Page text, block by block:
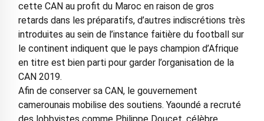
cette CAN au profit du Maroc en raison de gros
retards dans les préparatifs, d’autres indiscrétions très
introduites au sein de l’instance faitière du football sur
le continent indiquent que le pays champion d’Afrique
en titre est bien parti pour garder l’organisation de la
CAN 2019.
Afin de conserver sa CAN, le gouvernement
camerounais mobilise des soutiens. Yaoundé a recruté